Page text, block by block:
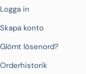
Logga in
Skapa konto
Glömt lösenord?
Orderhistorik